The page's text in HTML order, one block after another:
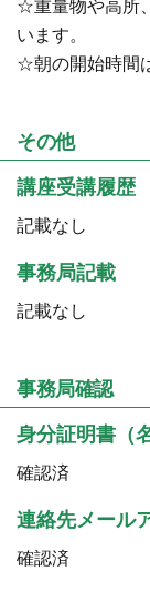
☆重量物や高所
います。
☆朝の開始時間
その他
講座受講履歴
記載なし
事務局記載
記載なし
事務局確認
身分証明書（
確認済
連絡先メール
確認済